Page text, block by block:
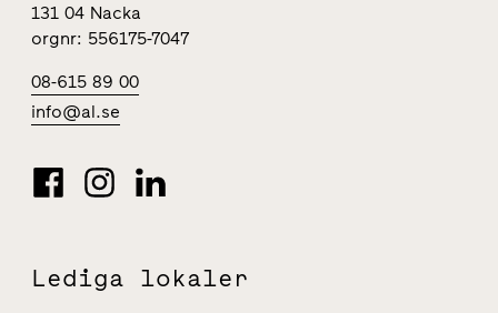
131 04 Nacka
orgnr: 556175-7047
08-615 89 00
info@al.se
Lediga lokaler